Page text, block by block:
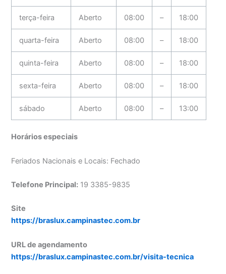
terça-feira Aberto 08:00 – 18:00
quarta-feira Aberto 08:00 – 18:00
quinta-feira Aberto 08:00 – 18:00
sexta-feira Aberto 08:00 – 18:00
sábado Aberto 08:00 – 13:00
Horários especiais
Feriados Nacionais e Locais: Fechado
Telefone Principal: 19 3385-9835
Site
https://braslux.campinastec.com.br
URL de agendamento
https://braslux.campinastec.com.br/visita-tecnica